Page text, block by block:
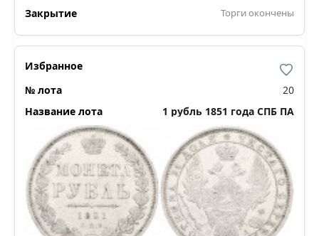
Торги окончены
20
1 рубль 1851 года СПБ ПА